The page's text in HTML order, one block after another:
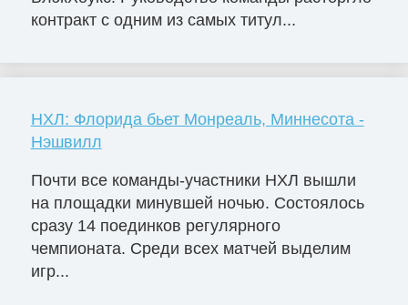
контракт с одним из самых титул...
НХЛ: Флорида бьет Монреаль, Миннесота -
Нэшвилл
Почти все команды-участники НХЛ вышли
на площадки минувшей ночью. Состоялось
сразу 14 поединков регулярного
чемпионата. Среди всех матчей выделим
игр...